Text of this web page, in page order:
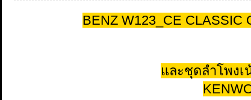
BENZ W123_CE
และชุดลำโพงเ